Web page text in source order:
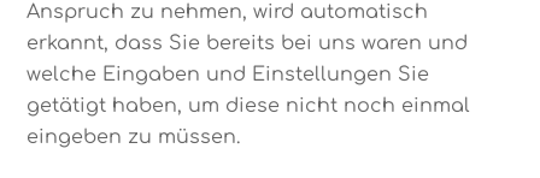
Anspruch zu nehmen, wird automatisch
erkannt, dass Sie bereits bei uns waren und
welche Eingaben und Einstellungen Sie
getätigt haben, um diese nicht noch einmal
eingeben zu müssen.